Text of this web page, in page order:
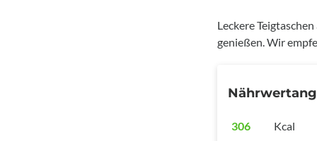
Leckere
genießen. Wir
306
Kcal